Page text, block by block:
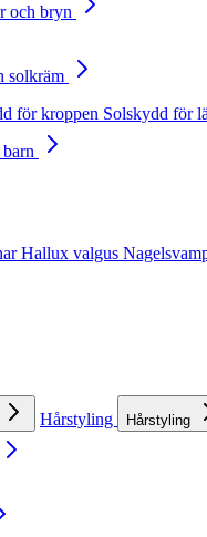
och bryn
solkräm
för kroppen Solskydd för
Hallux valgus
Hårstyling Hårstyling